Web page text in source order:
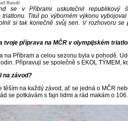
Rendl
se v Příbrami uskutečnil republikový
triatlonu. Titul po výborném výkonu
si tak konečně svůj sen. V rozhovoru
tvoje příprava na MČR v olympijském
na Příbram a celou sezonu byla v pohodě.
Připravuji se společně s EKOL TÝMEM,
na závod?
těším na každý závod, ať se jedná o MČR
se potkávám s fajn lidmi a rád makám o 106.